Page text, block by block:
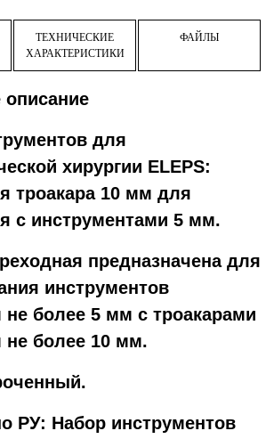
ТЕХНИЧЕСКИЕ
ХАРАКТЕРИСТИКИ
ФАЙЛЫ
для
хирургии ELEPS:
троакара 10 мм для
с инструментами 5 мм.
предназначена для
инструментов
более 5 мм с троакарами
не более 10 мм.
РУ: Набор инструментов